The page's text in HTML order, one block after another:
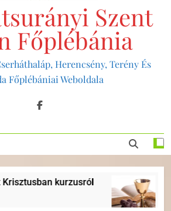
Szent
Főplébánia
Herencsény, Terény És
Főplébániai Weboldala
kurzusról ÉVKÖZI
6 Nap Ezelőtt